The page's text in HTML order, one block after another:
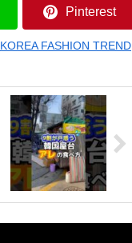
Pinterest
KOREA FASHION TREND